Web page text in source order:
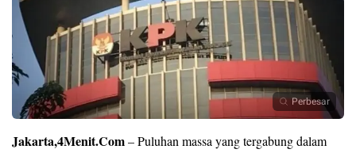
Perbesar
Jakarta,4Menit.Com– Puluhan massa yang tergabung dalam